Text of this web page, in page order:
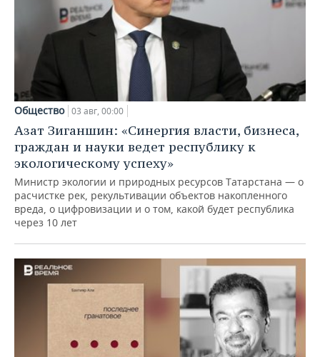
Общество 03 авг, 00:00
Азат Зиганшин: «Синергия власти, бизнеса,
граждан и науки ведет республику к
экологическому успеху»
Министр экологии и природных ресурсов Татарстана — о
расчистке рек, рекультивации объектов накопленного
вреда, о цифровизации и о том, какой будет республика
через 10 лет